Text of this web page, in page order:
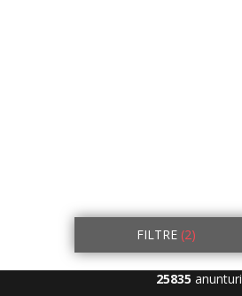
FILTRE (2)
25835 anunturi